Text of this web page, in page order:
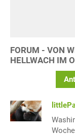
FORUM - VON
HELLWACH IM